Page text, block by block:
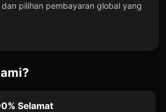
pilihan pembayaran global yang
Selamat